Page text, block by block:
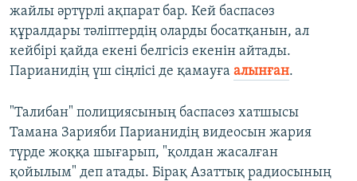
жайлы әртүрлі ақпарат бар. Кей баспасөз
құралдары тәліптердің оларды босатқанын, ал
кейбірі қайда екені белгісіз екенін айтады.
Парианидің үш сіңлісі де қамауға алынған.
"Талибан" полициясының баспасөз хатшысы
Тамана Зарияби Парианидің видеосын жария
түрде жоққа шығарып, "қолдан жасалған
қойылым" деп атады. Бірақ Азаттық радиосының